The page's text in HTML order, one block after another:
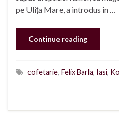
pe Ulița Mare, a introdus în …
Continue reading
cofetarie, Felix Barla, Iasi,